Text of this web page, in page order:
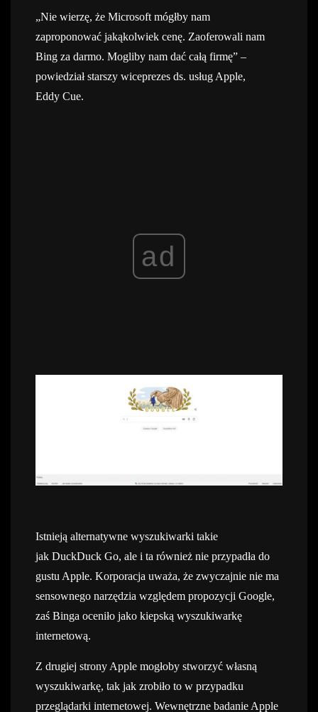
„Nie wierzę, że Microsoft mógłby nam
zaproponować jakąkolwiek cenę. Zaoferowali nam
Bing za darmo. Mogliby nam dać całą firmę” –
powiedział starszy wiceprezes ds. usług Apple,
Eddy Cue.
ad
Istnieją alternatywne wyszukiwarki takie
jak DuckDuck Go, ale i ta również nie przypadła do
gustu Apple. Korporacja uważa, że zwyczajnie nie ma
sensownego narzędzia względem propozycji Google,
zaś Binga oceniło jako kiepską wyszukiwarkę
internetową.
Z drugiej strony Apple mogłoby stworzyć własną
wyszukiwarkę, tak jak zrobiło to w przypadku
przeglądarki internetowej. Wewnętrzne badanie Apple